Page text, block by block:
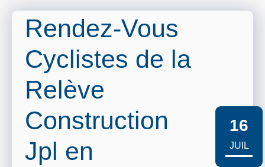
Rendez-Vous
Cyclistes de la
Relève
Construction
Jpl en
16
JUIL